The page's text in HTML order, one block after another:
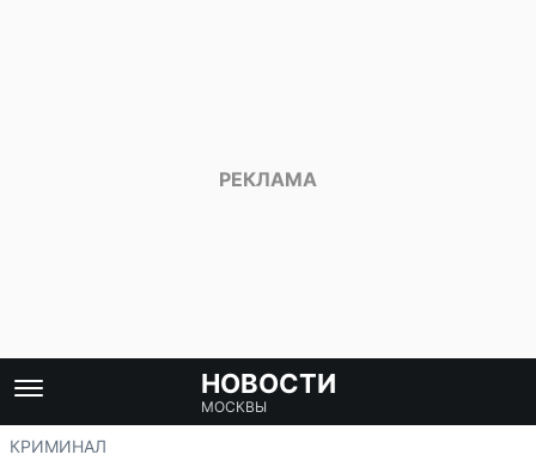
НОВОСТИ
МОСКВЫ
КРИМИНАЛ